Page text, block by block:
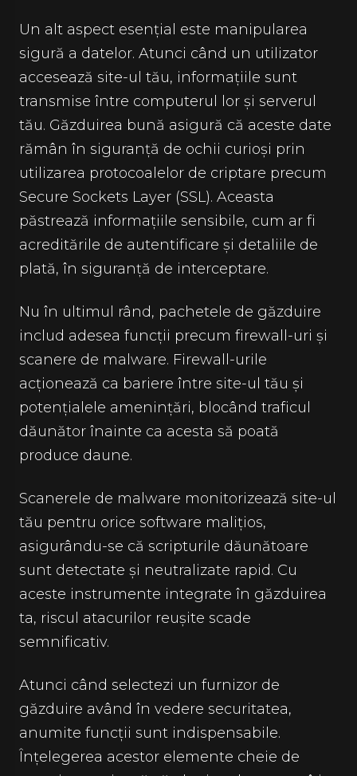
Un alt aspect esențial este manipularea
sigură a datelor. Atunci când un utilizator
accesează site-ul tău, informațiile sunt
transmise între computerul lor și serverul
tău. Găzduirea bună asigură că aceste date
rămân în siguranță de ochii curioși prin
utilizarea protocoalelor de criptare precum
Secure Sockets Layer (SSL). Aceasta
păstrează informațiile sensibile, cum ar fi
acreditările de autentificare și detaliile de
plată, în siguranță de interceptare.
Nu în ultimul rând, pachetele de găzduire
includ adesea funcții precum firewall-uri și
scanere de malware. Firewall-urile
acționează ca bariere între site-ul tău și
potențialele amenințări, blocând traficul
dăunător înainte ca acesta să poată
produce daune.
Scanerele de malware monitorizează site-ul
tău pentru orice software malițios,
asigurându-se că scripturile dăunătoare
sunt detectate și neutralizate rapid. Cu
aceste instrumente integrate în găzduirea
ta, riscul atacurilor reușite scade
semnificativ.
Atunci când selectezi un furnizor de
găzduire având în vedere securitatea,
anumite funcții sunt indispensabile.
Înțelegerea acestor elemente cheie de